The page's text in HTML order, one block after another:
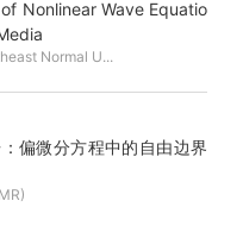
Nonlinear Wave Equatio
Normal U...
偏微分方程中的自由边界